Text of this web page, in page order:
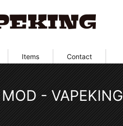
Items Contact
- VAPEKING